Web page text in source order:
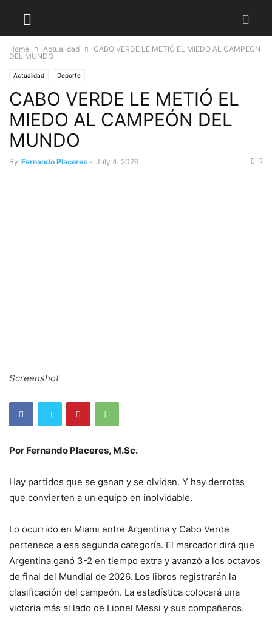
Home Actualidad
CABO VERDE LE METIÓ EL MIEDO AL CAMPEÓN
DEL MUNDO
Actualidad Deporte
CABO VERDE LE METIÓ EL
MIEDO AL CAMPEÓN DEL
MUNDO
By Fernando Placeres - July 4, 2026 0
Screenshot
Por Fernando Placeres, M.Sc.
Hay partidos que se ganan y se olvidan. Y hay derrotas
que convierten a un equipo en inolvidable.
Lo ocurrido en Miami entre Argentina y Cabo Verde
pertenece a esa segunda categoría. El marcador dirá que
Argentina ganó 3-2 en tiempo extra y avanzó a los octavos
de final del Mundial de 2026. Los libros registrarán la
clasificación del campeón. La estadística colocará una
victoria más al lado de Lionel Messi y sus compañeros.